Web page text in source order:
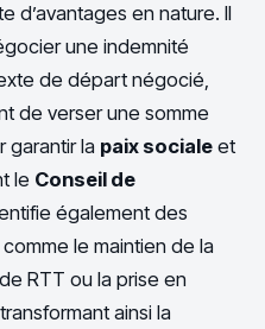
d’avantages en nature. Il
une indemnité
de départ négocié,
de verser une somme
garantir la paix sociale et
le Conseil de
également des
le maintien de la
RTT ou la prise en
ainsi la